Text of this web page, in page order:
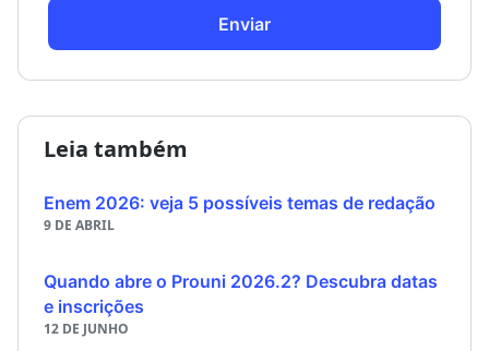
Enviar
Leia também
Enem 2026: veja 5 possíveis temas de redação
9 DE ABRIL
Quando abre o Prouni 2026.2? Descubra datas
e inscrições
12 DE JUNHO